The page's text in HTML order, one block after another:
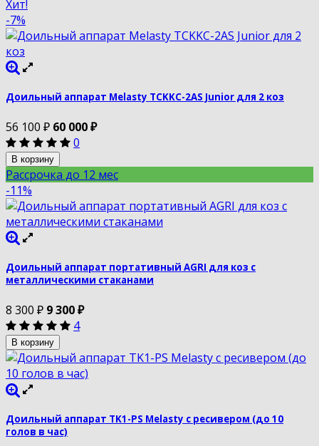
Хит!
-7%
Доильный аппарат Melasty TCKKC-2AS Junior для 2 коз
56 100 ₽ 60 000₽
0
В корзину
Рассрочка до 12 мес
-11%
Доильный аппарат портативный AGRI для коз с
металлическими стаканами
8 300 ₽ 9 300₽
4
В корзину
Доильный аппарат TK1-PS Melasty с ресивером (до 10
голов в час)